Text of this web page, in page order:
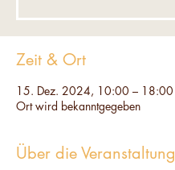
Zeit & Ort
15. Dez. 2024, 10:00 – 18:00
Ort wird bekanntgegeben
Über die Veranstaltung